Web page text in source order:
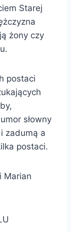
Starej
żony czy
postaci
słowny
zadumą a
postaci.
Marian